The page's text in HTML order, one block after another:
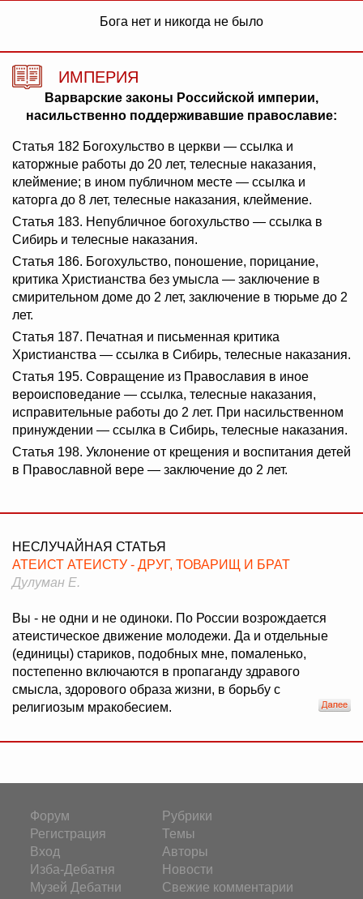
Бога нет и никогда не было
ИМПЕРИЯ
Варварские законы Российской империи,
насильственно поддерживавшие православие:
Статья 182 Богохульство в церкви — ссылка и
каторжные работы до 20 лет, телесные наказания,
клеймение; в ином публичном месте — ссылка и
каторга до 8 лет, телесные наказания, клеймение.
Статья 183. Непубличное богохульство — ссылка в
Сибирь и телесные наказания.
Статья 186. Богохульство, поношение, порицание,
критика Христианства без умысла — заключение в
смирительном доме до 2 лет, заключение в тюрьме до 2
лет.
Статья 187. Печатная и письменная критика
Христианства — ссылка в Сибирь, телесные наказания.
Статья 195. Совращение из Православия в иное
вероисповедание — ссылка, телесные наказания,
исправительные работы до 2 лет. При насильственном
принуждении — ссылка в Сибирь, телесные наказания.
Статья 198. Уклонение от крещения и воспитания детей
в Православной вере — заключение до 2 лет.
НЕСЛУЧАЙНАЯ СТАТЬЯ
АТЕИСТ АТЕИСТУ - ДРУГ, ТОВАРИЩ И БРАТ
Дулуман Е.
Вы - не одни и не одиноки. По России возрождается
атеистическое движение молодежи. Да и отдельные
(единицы) стариков, подобных мне, помаленько,
постепенно включаются в пропаганду здравого
смысла, здорового образа жизни, в борьбу с
религиозым мракобесием.
Форум
Регистрация
Вход
Изба-Дебатня
Музей Дебатни
Рубрики
Темы
Авторы
Новости
Свежие комментарии